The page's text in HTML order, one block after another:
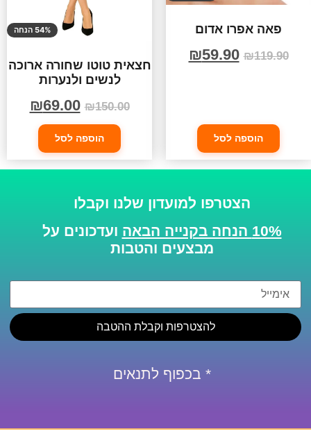
פאה אפרו אדום
₪119.90
₪59.90
הוספה לסל
54% הנחה
חצאית טוטו שחורה ארוכה
לנשים ולנערות
₪150.00
₪69.00
הוספה לסל
הצטרפו למועדון שלנו וקבלו
10% הנחה בקנייה הבאה
ועדכונים על
מבצעים והטבות
להצטרפות וקבלת ההטבה
* בכפוף לתנאים